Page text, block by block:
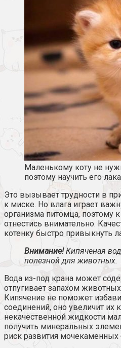
Маленькому коту не
поэтому научить его
Это вызывает трудности в
к миске. Но влага играет
организма питомца, поэтому
отнестись внимательно.
котенку быстро привыкнуть
Внимание!Кипяченая
полезной для животных.
Вода из-под крана может
отпугивает запахом
Кипячение не поможет
соединений, оно увеличит их
некачественной жидкости
получить минеральных
риск развития мочекаменных